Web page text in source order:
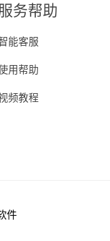
务帮助
能客服
用帮助
频教程
件